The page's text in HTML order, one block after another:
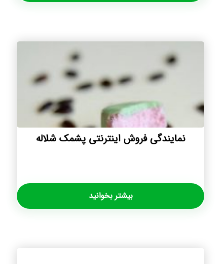
نمایندگی فروش اینترنتی پشمک شلاله
بیشتر بخوانید